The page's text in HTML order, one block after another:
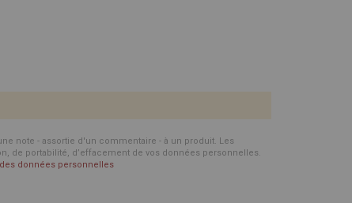
note - assortie d'un commentaire - à un produit. Les
de portabilité, d’effacement de vos données personnelles.
données personnelles